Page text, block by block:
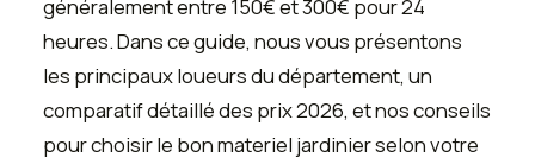
généralement entre 150€ et 300€ pour 24
heures. Dans ce guide, nous vous présentons
les principaux loueurs du département, un
comparatif détaillé des prix 2026, et nos conseils
pour choisir le bon materiel jardinier selon votre